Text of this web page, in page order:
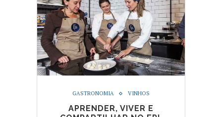
GASTRONOMIA VINHOS
APRENDER, VIVER E